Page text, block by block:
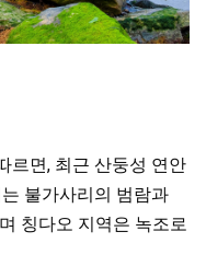
르면, 최근 산둥성 연안
불가사리의 범람과
칭다오 지역은 녹조로